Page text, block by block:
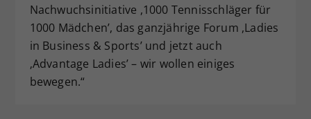
Nachwuchsinitiative ,1000 Tennisschläger für
1000 Mädchen’, das ganzjährige Forum ,Ladies
in Business & Sports’ und jetzt auch
‚Advantage Ladies’ – wir wollen einiges
bewegen.“